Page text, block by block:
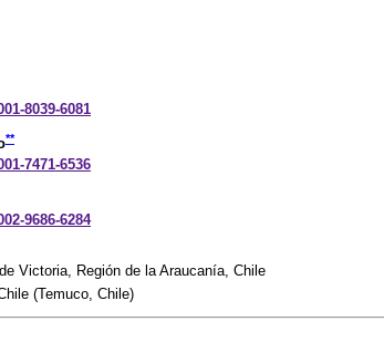
8039-6081
**
7471-6536
9686-6284
Victoria, Región de la Araucanía, Chile
(Temuco, Chile)